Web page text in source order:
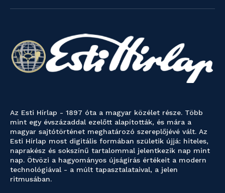
Az Esti Hírlap - 1897 óta a magyar közélet része. Több
mint egy évszázaddal ezelőtt alapították, és mára a
magyar sajtótörténet meghatározó szereplőjévé vált. Az
Esti Hírlap most digitális formában születik újjá: hiteles,
naprakész és sokszínű tartalommal jelentkezik nap mint
nap. Ötvözi a hagyományos újságírás értékeit a modern
technológiával - a múlt tapasztalataival, a jelen
ritmusában.